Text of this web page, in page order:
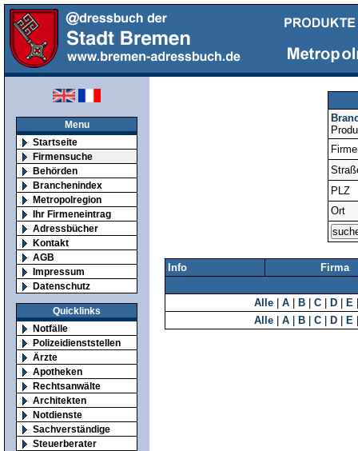
Menu
Startseite
Firmensuche
Behörden
Branchenindex
Metropolregion
Ihr Firmeneintrag
Adressbücher
Kontakt
AGB
Impressum
Datenschutz
Quicklinks
Notfälle
Polizeidienststellen
Ärzte
Apotheken
Rechtsanwälte
Architekten
Notdienste
Sachverständige
Steuerberater
PLZ
Ort
Info Firma
Alle A B C D E
Alle
A B C D E